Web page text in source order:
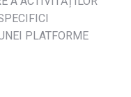
PLATFORME